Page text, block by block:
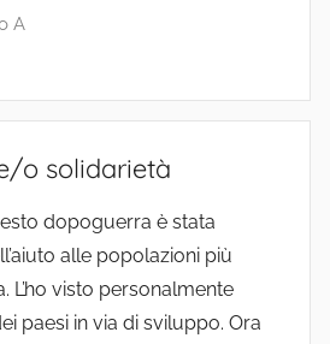
A
o solidarietà
dopoguerra è stata
alle popolazioni più
L’ho visto personalmente
paesi in via di sviluppo. Ora